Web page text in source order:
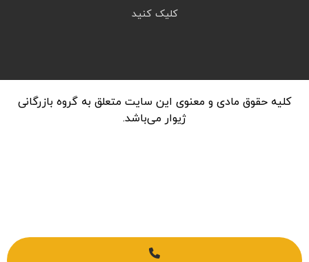
کلیک کنید
کلیه حقوق مادی و معنوی این سایت متعلق به گروه بازرگانی
ژیوار می‌باشد.